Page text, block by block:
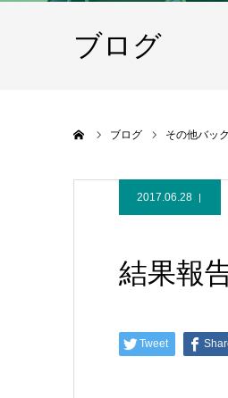
ブログ
ブログ その他バッ
2017.06.28
結果報
Tweet